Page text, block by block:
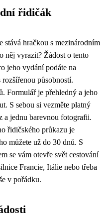
řidičák
stává hračkou s mezinárodním
něj vyrazit? Žádost o tento
jeho vydání podáte na
působností.
Formulář je přehledný a jeho
S sebou si vezměte platný
a jednu barevnou fotografii.
řidičského průkazu je
můžete už do 30 dnů. S
se vám otevře svět cestování
Francie, Itálie nebo třeba
v pořádku.